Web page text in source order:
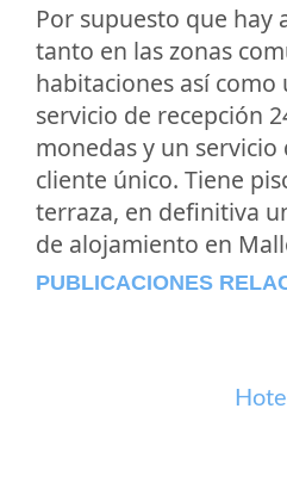
Por supuesto que hay
tanto en las zonas
habitaciones así como
servicio de recepción
monedas y un servicio
cliente único. Tiene
terraza, en definitiva
de alojamiento en
PUBLICACIONES